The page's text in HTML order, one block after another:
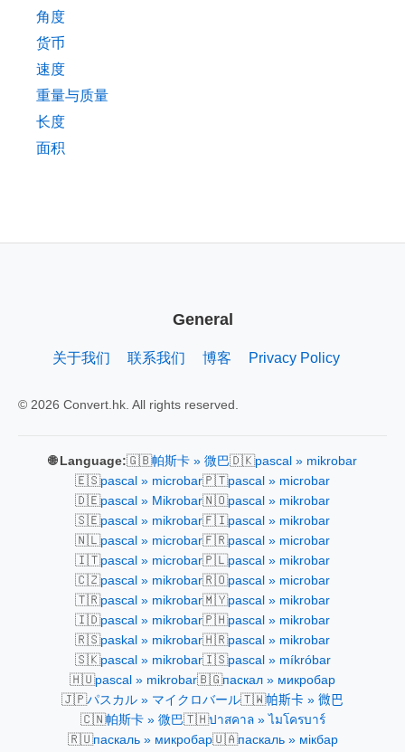
角度
货币
速度
重量与质量
长度
面积
General
关于我们 联系我们 博客 Privacy Policy
© 2026 Convert.hk. All rights reserved.
🌐 Language:🇬🇧帕斯卡 » 微巴🇩🇰pascal » mikrobar
🇪🇸pascal » microbar🇵🇹pascal » microbar
🇩🇪pascal » Mikrobar🇳🇴pascal » mikrobar
🇸🇪pascal » mikrobar🇫🇮pascal » mikrobar
🇳🇱pascal » microbar🇫🇷pascal » microbar
🇮🇹pascal » microbar🇵🇱pascal » mikrobar
🇨🇿pascal » mikrobar🇷🇴pascal » microbar
🇹🇷pascal » mikrobar🇲🇾pascal » mikrobar
🇮🇩pascal » mikrobar🇵🇭pascal » mikrobar
🇷🇸paskal » mikrobar🇭🇷pascal » mikrobar
🇸🇰pascal » mikrobar🇮🇸pascal » míkróbar
🇭🇺pascal » mikrobar🇧🇬паскал » микробар
🇯🇵パスカル » マイクロバール🇹🇼帕斯卡 » 微巴
🇨🇳帕斯卡 » 微巴🇹🇭ปาสคาล » ไมโครบาร์
🇷🇺паскаль » микробар🇺🇦паскаль » мікбар